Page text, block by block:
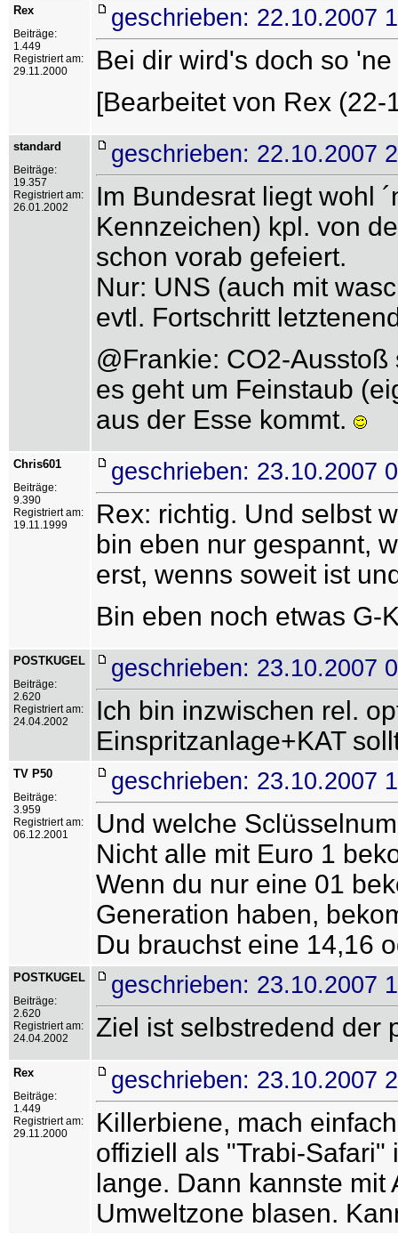
Rex
Beiträge:
1.449
Registriert am:
29.11.2000
geschrieben: 22.10.2007
Bei dir wird's doch so
[Bearbeitet von Rex (22-
standard
Beiträge:
19.357
Registriert am:
26.01.2002
geschrieben: 22.10.2007
Im Bundesrat liegt wohl
Kennzeichen) kpl. von
schon vorab gefeiert.
Nur: UNS (auch mit
evtl. Fortschritt
@Frankie: CO2-
es geht um Feinstaub
aus der Esse kommt.
Chris601
Beiträge:
9.390
Registriert am:
19.11.1999
geschrieben: 23.10.2007
Rex: richtig. Und selbst
bin eben nur gespannt,
erst, wenns soweit ist
Bin eben noch etwas
POSTKUGEL
Beiträge:
2.620
Registriert am:
24.04.2002
geschrieben: 23.10.2007
Ich bin inzwischen rel.
Einspritzanlage+KAT
TV P50
Beiträge:
3.959
Registriert am:
06.12.2001
geschrieben: 23.10.2007
Und welche
Nicht alle mit Euro 1
Wenn du nur eine 01
Generation haben,
Du brauchst eine 14,16
POSTKUGEL
Beiträge:
2.620
Registriert am:
24.04.2002
geschrieben: 23.10.2007
Ziel ist selbstredend der
Rex
Beiträge:
1.449
Registriert am:
29.11.2000
geschrieben: 23.10.2007
Killerbiene, mach
offiziell als "Trabi-
lange. Dann kannste
Umweltzone blasen.